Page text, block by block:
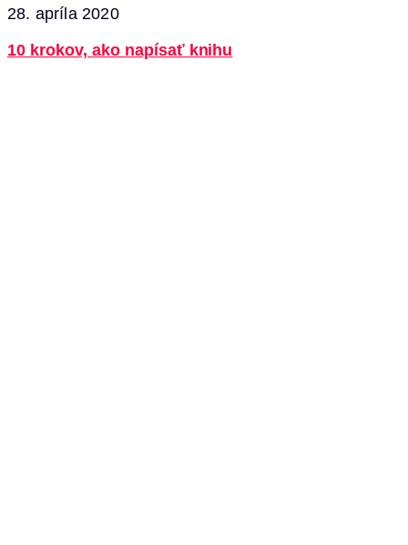
28. apríla 2020
10 krokov, ako napísať knihu